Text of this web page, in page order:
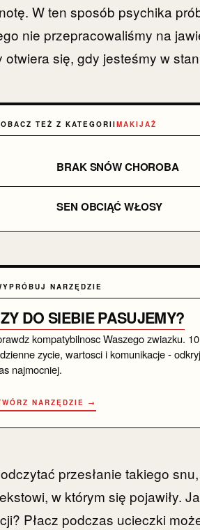
W ten sposób psychika
nie przepracowaliśmy na
otwiera się, gdy jesteśmy w
TEŻ Z KATEGORIIMAKIJAŻ
BRAK SNÓW CHOROBA
SEN OBCIĄĆ WŁOSY
NARZĘDZIE
DO SIEBIE PASUJEMY?
kompatybilnosc Waszego zwiazku.
zycie, wartosci i komunikacje -
najmocniej.
NARZĘDZIE →
przesłanie takiego
w którym się pojawiły.
Płacz podczas ucieczki